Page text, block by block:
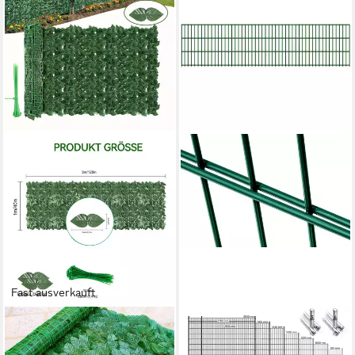
Fast ausverkauft
BLINGBIN
Kunsthecken-Sichtschutz
FISCHER UND ADAMEK
Gartenzaun